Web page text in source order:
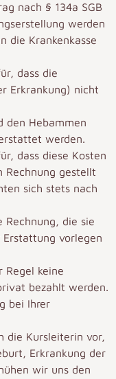
nach § 134a SGB
werden
die Krankenkasse
dass die
Erkrankung) nicht
den Hebammen
werden.
dass diese Kosten
Rechnung gestellt
sich stets nach
die sie
Erstattung vorlegen
Regel keine
bezahlt werden.
bei Ihrer
die Kursleiterin vor,
Erkrankung der
wir uns den